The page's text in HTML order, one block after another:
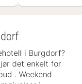
i Burgdorf?
det enkelt for
. Weekend